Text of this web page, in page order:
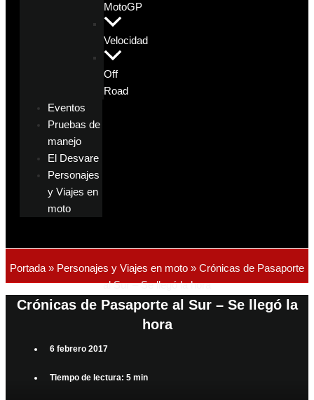
MotoGP
Velocidad
Off
Road
Eventos
Pruebas de
manejo
El Desvare
Personajes
y Viajes en
moto
Portada » Personajes y Viajes en moto » Crónicas de Pasaporte
al Sur – Se llegó la hora
Crónicas de Pasaporte al Sur – Se llegó la
hora
6 febrero 2017
Tiempo de lectura: 5 min